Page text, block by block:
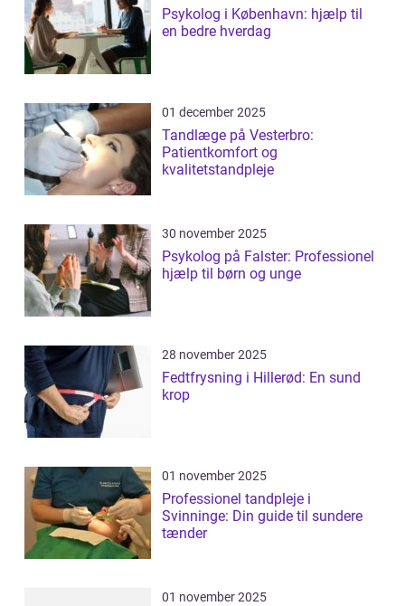
Psykolog i København: hjælp til
en bedre hverdag
01 december 2025
Tandlæge på Vesterbro:
Patientkomfort og
kvalitetstandpleje
30 november 2025
Psykolog på Falster: Professionel
hjælp til børn og unge
28 november 2025
Fedtfrysning i Hillerød: En sund
krop
01 november 2025
Professionel tandpleje i
Svinninge: Din guide til sundere
tænder
01 november 2025